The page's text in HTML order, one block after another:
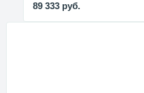
89 333 руб.